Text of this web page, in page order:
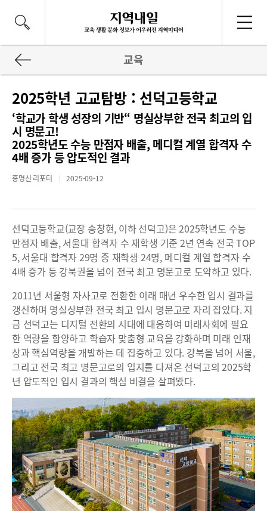
교육
2025학년 고교탐방 : 선덕고등학교
‘학교가 학생 성장의 기반“ 명실상부한 전국 최고의 입
시 명문고!
2025학년도 수능 만점자 배출, 메디컬 계열 합격자 수
4배 증가 등 압도적인 결과
홍명신 리포터 2025-09-12
선덕고등학교(교장 송창현, 이하 선덕고)은 2025학년도 수능
만점자 배출, 서울대 합격자 수 재학생 기준 2년 연속 전국 TOP
5, 서울대 합격자 29명 중 재학생 24명, 메디컬 계열 합격자 수
4배 증가 등 강북권을 넘어 전국 최고 명문고로 도약하고 있다.
2011년 서울형 자사고로 전환한 이래 매년 우수한 입시 결과를
갱신하며 명실상부한 전국 최고 입시 명문고로 자리 잡았다. 지
금 선덕고는 디지털 전환의 시대에 대응하여 미래사회에 필요
한 역량을 함양하고 학습자 맞춤형 교육을 강화하며 미래 인재
상과 핵심역량을 개발하는 데 집중하고 있다. 강북을 넘어 서울,
그리고 전국 최고 명문고로의 입지를 다져온 선덕고의 2025학
년 압도적인 입시 결과의 핵심 비결을 살펴봤다.